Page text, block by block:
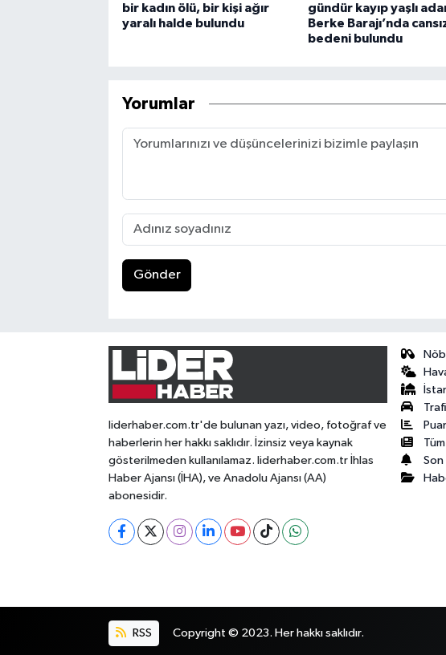
bir kadın ölü, bir kişi ağır
yaralı halde bulundu
gündür kayıp yaşlı
Berke Barajı’nda
bedeni bulundu
Yorumlar
Gönder
liderhaber.com.tr'de bulunan yazı, video, fotoğraf ve
haberlerin her hakkı saklıdır. İzinsiz veya kaynak
gösterilmeden kullanılamaz. liderhaber.com.tr İhlas
Haber Ajansı (İHA), ve Anadolu Ajansı (AA)
abonesidir.
RSS Copyright © 2023. Her hakkı saklıdır.